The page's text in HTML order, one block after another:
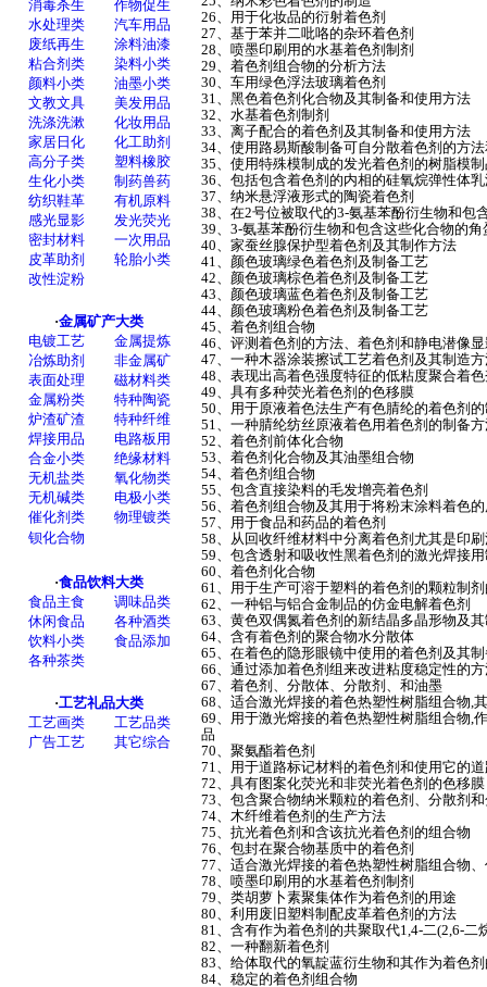
26、用于化妆品的衍射着色剂
27、基于苯并二吡咯的杂环着色剂
28、喷墨印刷用的水基着色剂制剂
29、着色剂组合物的分析方法
30、车用绿色浮法玻璃着色剂
31、黑色着色剂化合物及其制备和使用方法
32、水基着色剂制剂
33、离子配合的着色剂及其制备和使用方法
34、使用路易斯酸制备可自分散着色剂的方
35、使用特殊模制成的发光着色剂的树脂模
36、包括包含着色剂的内相的硅氧烷弹性体
37、纳米悬浮液形式的陶瓷着色剂
38、在2号位被取代的3-氨基苯酚衍生物和包
39、3-氨基苯酚衍生物和包含这些化合物的
40、家蚕丝腺保护型着色剂及其制作方法
41、颜色玻璃绿色着色剂及制备工艺
42、颜色玻璃棕色着色剂及制备工艺
43、颜色玻璃蓝色着色剂及制备工艺
44、颜色玻璃粉色着色剂及制备工艺
45、着色剂组合物
46、评测着色剂的方法、着色剂和静电潜像
47、一种木器涂装擦试工艺着色剂及其制造
48、表现出高着色强度特征的低粘度聚合着
49、具有多种荧光着色剂的色移膜
50、用于原液着色法生产有色腈纶的着色剂
51、一种腈纶纺丝原液着色用着色剂的制备
52、着色剂前体化合物
53、着色剂化合物及其油墨组合物
54、着色剂组合物
55、包含直接染料的毛发增亮着色剂
56、着色剂组合物及其用于将粉末涂料着色
57、用于食品和药品的着色剂
58、从回收纤维材料中分离着色剂尤其是印
59、包含透射和吸收性黑着色剂的激光焊接
60、着色剂化合物
61、用于生产可溶于塑料的着色剂的颗粒制
62、一种铝与铝合金制品的仿金电解着色剂
63、黄色双偶氮着色剂的新结晶多晶形物及
64、含有着色剂的聚合物水分散体
65、在着色的隐形眼镜中使用的着色剂及其
66、通过添加着色剂组来改进粘度稳定性的
67、着色剂、分散体、分散剂、和油墨
68、适合激光焊接的着色热塑性树脂组合物,
69、用于激光熔接的着色热塑性树脂组合物,
品
70、聚氨酯着色剂
71、用于道路标记材料的着色剂和使用它的
72、具有图案化荧光和非荧光着色剂的色移膜
73、包含聚合物纳米颗粒的着色剂、分散剂
74、木纤维着色剂的生产方法
75、抗光着色剂和含该抗光着色剂的组合物
76、包封在聚合物基质中的着色剂
77、适合激光焊接的着色热塑性树脂组合物
78、喷墨印刷用的水基着色剂制剂
79、类胡萝卜素聚集体作为着色剂的用途
80、利用废旧塑料制配皮革着色剂的方法
81、含有作为着色剂的共聚取代1,4-二(2,6-二
82、一种翻新着色剂
83、给体取代的氧靛蓝衍生物和其作为着色
84、稳定的着色剂组合物